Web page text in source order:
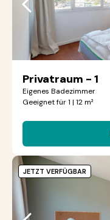
Privatraum - 1
Eigenes Badezimmer
Geeignet für 1 | 12 m²
JETZT VERFÜGBAR